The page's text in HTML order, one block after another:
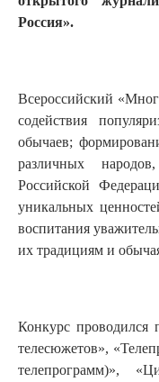
Россия».
Всероссийский
содействия
обычаев;
различных
Российской
уникальных
воспитания
их традициям и
Конкурс
телесюжетов»,
телепрограмм)»,